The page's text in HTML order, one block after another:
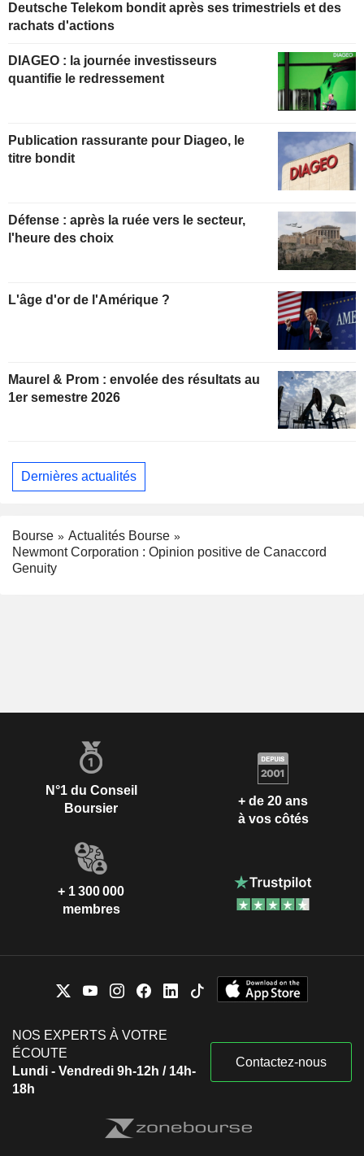
Deutsche Telekom bondit après ses trimestriels et des
rachats d'actions
DIAGEO : la journée investisseurs
quantifie le redressement
Publication rassurante pour Diageo, le
titre bondit
Défense : après la ruée vers le secteur,
l'heure des choix
L'âge d'or de l'Amérique ?
Maurel & Prom : envolée des résultats au
1er semestre 2026
Dernières actualités
Bourse
Actualités Bourse
Newmont Corporation : Opinion positive de Canaccord
Genuity
N°1 du Conseil
Boursier
+ de 20 ans
à vos côtés
+ 1 300 000
membres
NOS EXPERTS À VOTRE
ÉCOUTE
Lundi - Vendredi 9h-12h / 14h-
18h
Contactez-nous